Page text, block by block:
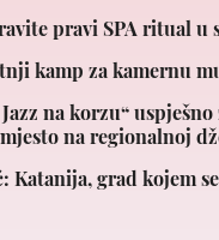
pravi SPA ritual u
kamp za kamernu
na korzu“
na regionalnoj
Katanija, grad kojem